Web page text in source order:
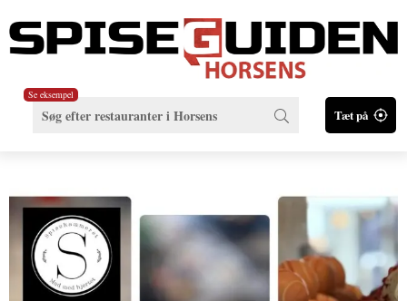
Se eksempel
Tæt på